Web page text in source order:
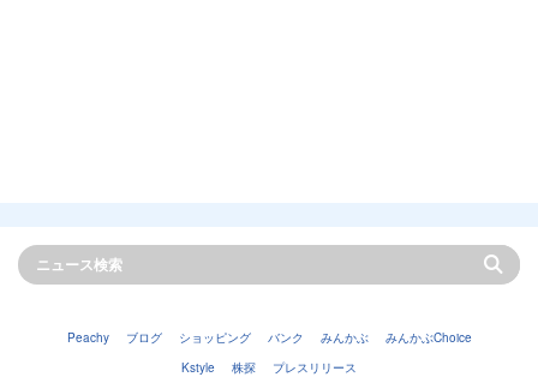
Peachy ブログ ショッピング バンク みんかぶ
みんかぶChoice
Kstyle
株探 プレスリリース